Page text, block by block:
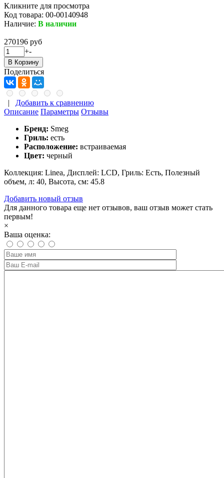
Кликните для просмотра
Код товара: 00-00140948
Наличие: В наличии
270196 руб
+-
Поделиться
| Добавить к сравнению
Описание Параметры Отзывы
Бренд: Smeg
Гриль: есть
Расположение: встраиваемая
Цвет: черный
Коллекция: Linea, Дисплей: LCD, Гриль: Есть, Полезный
объем, л: 40, Высота, см: 45.8
Добавить новый отзыв
Для данного товара еще нет отзывов, ваш отзыв может стать
первым!
×
Ваша оценка: